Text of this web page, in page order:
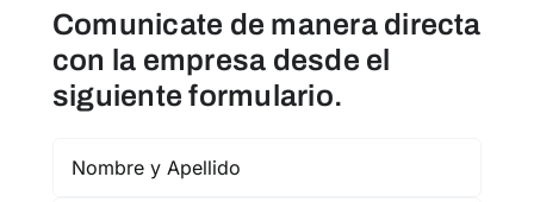
Comunicate de manera directa
con la empresa desde el
siguiente formulario.